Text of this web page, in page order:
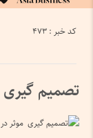
کد خبر : 473
تصمیم